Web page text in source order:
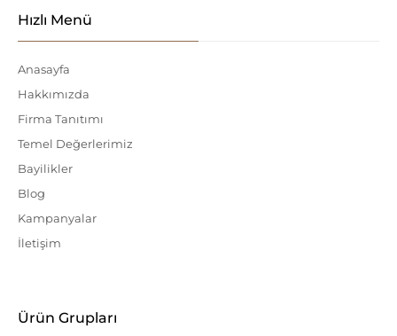
Hızlı Menü
Anasayfa
Hakkımızda
Firma Tanıtımı
Temel Değerlerimiz
Bayilikler
Blog
Kampanyalar
İletişim
Ürün Grupları